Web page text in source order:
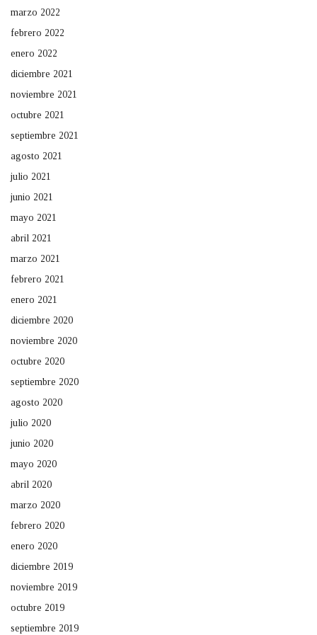
marzo 2022
febrero 2022
enero 2022
diciembre 2021
noviembre 2021
octubre 2021
septiembre 2021
agosto 2021
julio 2021
junio 2021
mayo 2021
abril 2021
marzo 2021
febrero 2021
enero 2021
diciembre 2020
noviembre 2020
octubre 2020
septiembre 2020
agosto 2020
julio 2020
junio 2020
mayo 2020
abril 2020
marzo 2020
febrero 2020
enero 2020
diciembre 2019
noviembre 2019
octubre 2019
septiembre 2019